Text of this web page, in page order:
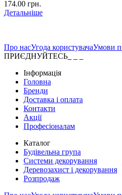
174.00 грн.
Детальніше
Про насУгода користувачаУмови
ПРИЄДНУЙТЕСЬ
Інформація
Головна
Бренди
Доставка і оплата
Контакти
Акції
Професіоналам
Каталог
Будівельна група
Системи декорування
Деревозахист і декорування
Розпродаж